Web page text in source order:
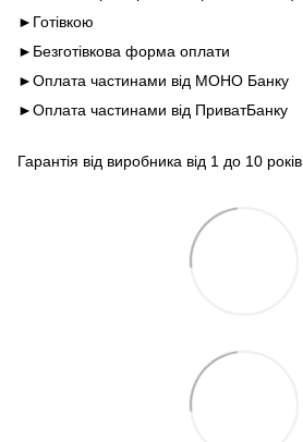
►Готівкою
►Безготівкова форма оплати
►Оплата частинами від МОНО Банку
►Оплата частинами від ПриватБанку
Гарантія від виробника від 1 до 10 років.